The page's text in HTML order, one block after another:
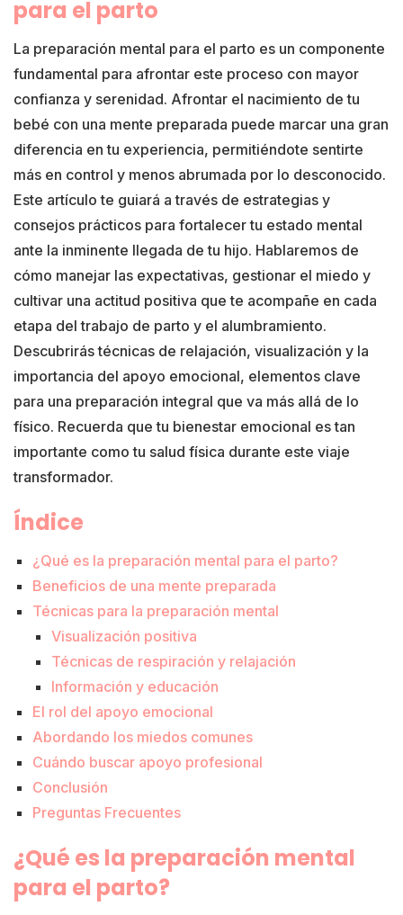
para el parto
La preparación mental para el parto es un componente
fundamental para afrontar este proceso con mayor
confianza y serenidad. Afrontar el nacimiento de tu
bebé con una mente preparada puede marcar una gran
diferencia en tu experiencia, permitiéndote sentirte
más en control y menos abrumada por lo desconocido.
Este artículo te guiará a través de estrategias y
consejos prácticos para fortalecer tu estado mental
ante la inminente llegada de tu hijo. Hablaremos de
cómo manejar las expectativas, gestionar el miedo y
cultivar una actitud positiva que te acompañe en cada
etapa del trabajo de parto y el alumbramiento.
Descubrirás técnicas de relajación, visualización y la
importancia del apoyo emocional, elementos clave
para una preparación integral que va más allá de lo
físico. Recuerda que tu bienestar emocional es tan
importante como tu salud física durante este viaje
transformador.
Índice
¿Qué es la preparación mental para el parto?
Beneficios de una mente preparada
Técnicas para la preparación mental
Visualización positiva
Técnicas de respiración y relajación
Información y educación
El rol del apoyo emocional
Abordando los miedos comunes
Cuándo buscar apoyo profesional
Conclusión
Preguntas Frecuentes
¿Qué es la preparación mental
para el parto?